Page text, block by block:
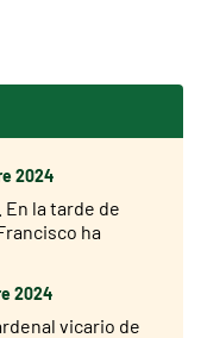
2024
la tarde de
ha
2024
vicario de